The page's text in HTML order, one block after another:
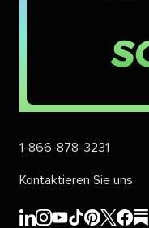
1-866-878-3231​​
Kontaktieren Sie uns​​
Sprout
Sprout
Sprout
Sprout
Sprout
Sprout